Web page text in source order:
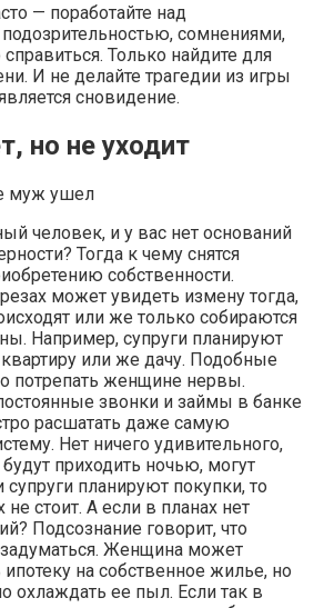
— поработайте над
сомнениями,
Только найдите для
И не делайте трагедии из игры
сновидение.
но не уходит
человек, и у вас нет оснований
Тогда к чему снятся
собственности.
может увидеть измену тогда,
или же только собираются
Например, супруги планируют
или же дачу. Подобные
потрепать женщине нервы.
звонки и займы в банке
расшатать даже самую
Нет ничего удивительного,
приходить ночью, могут
супруги планируют покупки, то
не стоит. А если в планах нет
Подсознание говорит, что
Женщина может
на собственное жилье, но
охлаждать ее пыл. Если так в